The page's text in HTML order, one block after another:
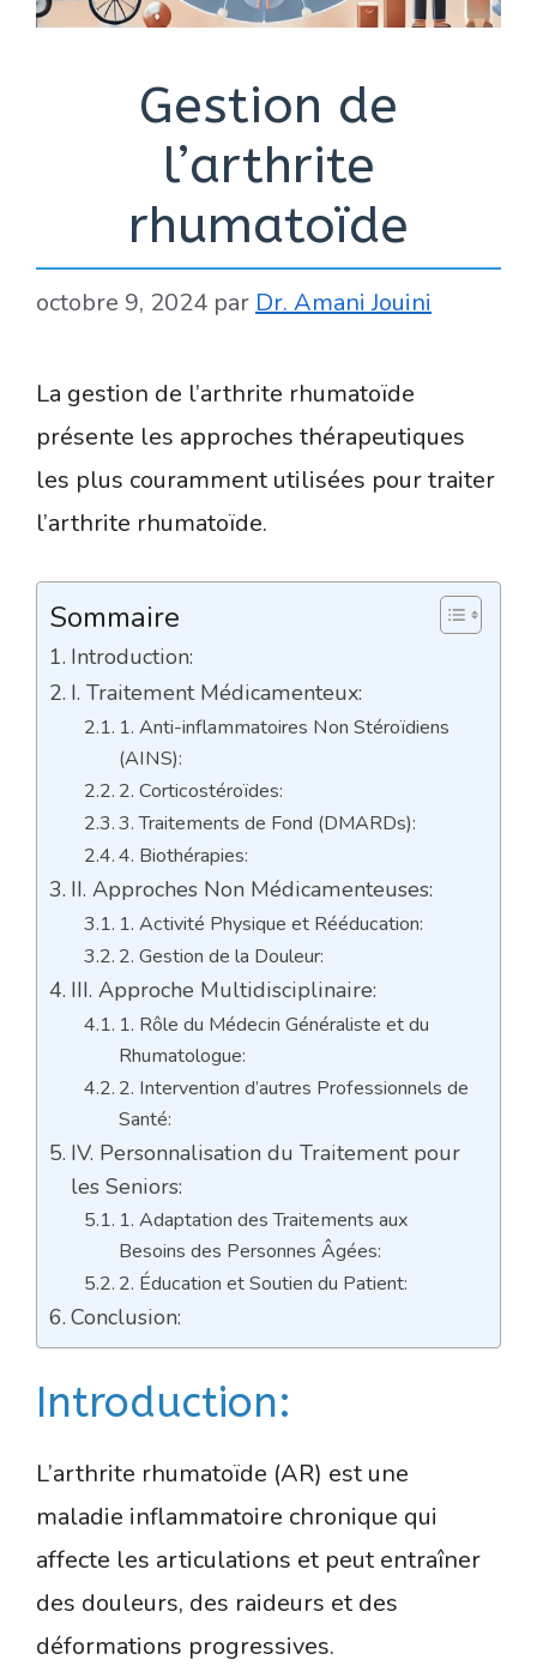
Gestion de
l’arthrite
rhumatoïde
octobre 9, 2024 par Dr. Amani Jouini
La gestion de l’arthrite rhumatoïde
présente les approches thérapeutiques
les plus couramment utilisées pour traiter
l’arthrite rhumatoïde.
Sommaire
Introduction:
I. Traitement Médicamenteux:
1. Anti-inflammatoires Non Stéroïdiens
(AINS):
2. Corticostéroïdes:
3. Traitements de Fond (DMARDs):
4. Biothérapies:
II. Approches Non Médicamenteuses:
1. Activité Physique et Rééducation:
2. Gestion de la Douleur:
III. Approche Multidisciplinaire:
1. Rôle du Médecin Généraliste et du
Rhumatologue:
2. Intervention d’autres Professionnels de
Santé:
IV. Personnalisation du Traitement pour
les Seniors:
1. Adaptation des Traitements aux
Besoins des Personnes Âgées:
2. Éducation et Soutien du Patient:
Conclusion:
Introduction:
L’arthrite rhumatoïde (AR) est une
maladie inflammatoire chronique qui
affecte les articulations et peut entraîner
des douleurs, des raideurs et des
déformations progressives.